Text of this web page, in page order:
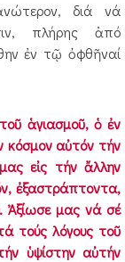
διά νά
πλήρης ἀπό
ἐν τῷ ὀφθῆναί
ἁγιασμοῦ, ὁ ἐν
κόσμον αὐτόν τήν
εἰς τήν ἄλλην
ἐξαστράπτοντα,
Ἀξίωσε μας νά σέ
τούς λόγους τοῦ
ὑψίστην αὐτήν